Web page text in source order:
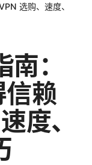
选购、速度、
：
赖
度、